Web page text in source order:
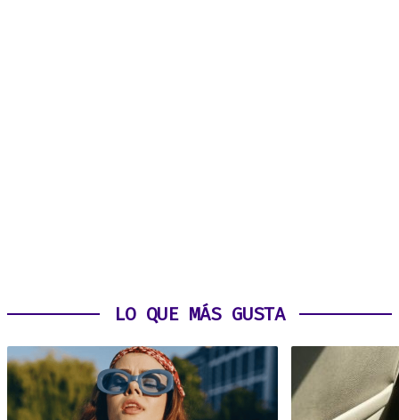
LO QUE MÁS GUSTA